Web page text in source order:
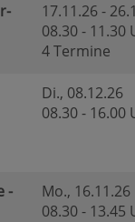
17.11.26 -
08.30 - 11.30
4 Termine
Di., 08.12.26
08.30 - 16.00
-
Mo., 16.11.26
08.30 - 13.45